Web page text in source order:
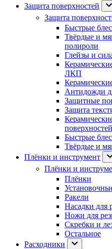
Защита поверхностей
Защита
Быстрые
Твёрдые и
полироли
Глейзы и
ЛКП
Антидожди
Защитные
Защита
поверхностей
Быстрые
Твёрдые и
Плёнки и инструмент
Плёнки и
Плёнки
Ракели
Насадки для
Ножи для
Скребки и
Остальное
Расходники